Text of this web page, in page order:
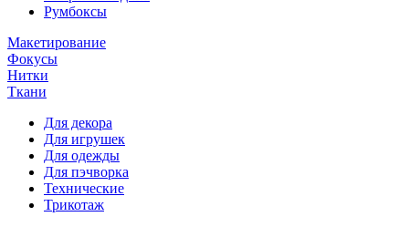
Румбоксы
Макетирование
Фокусы
Нитки
Ткани
Для декора
Для игрушек
Для одежды
Для пэчворка
Технические
Трикотаж